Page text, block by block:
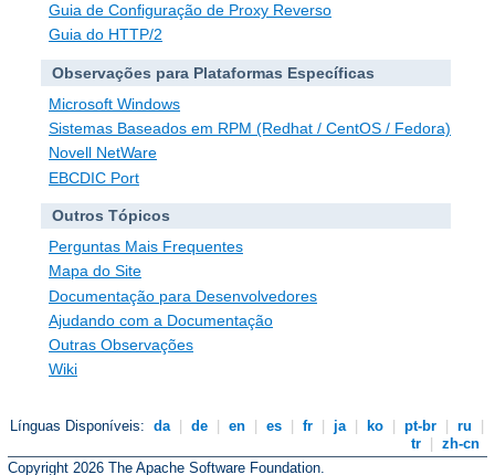
Guia de Configuração de Proxy Reverso
Guia do HTTP/2
Observações para Plataformas Específicas
Microsoft Windows
Sistemas Baseados em RPM (Redhat / CentOS / Fedora)
Novell NetWare
EBCDIC Port
Outros Tópicos
Perguntas Mais Frequentes
Mapa do Site
Documentação para Desenvolvedores
Ajudando com a Documentação
Outras Observações
Wiki
Línguas Disponíveis: da de en es fr ja ko pt-br ru
tr
zh-cn
Copyright 2026 The Apache Software Foundation.